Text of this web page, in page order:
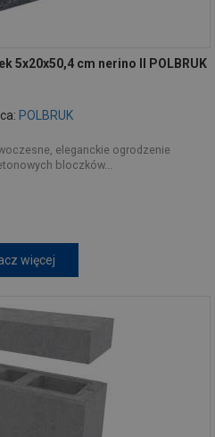
5x20x50,4 cm nerino II POLBRUK
POLBRUK
eleganckie ogrodzenie
bloczków...
więcej